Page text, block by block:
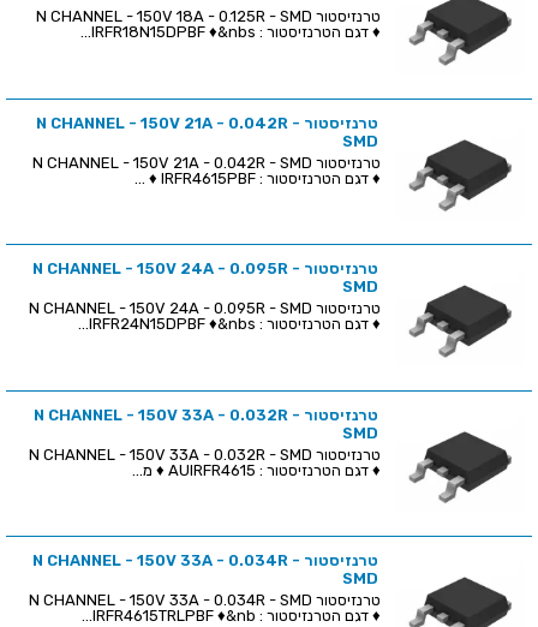
♦ דגם הטרנזיסטור : IRFR18N15DPBF ♦&nbs...
טרנזיסטור N CHANNEL - 150V 21A - 0.042R -
SMD
♦ דגם הטרנזיסטור : IRFR4615PBF ♦ ...
טרנזיסטור N CHANNEL - 150V 24A - 0.095R -
SMD
♦ דגם הטרנזיסטור : IRFR24N15DPBF ♦&nbs...
טרנזיסטור N CHANNEL - 150V 33A - 0.032R -
SMD
♦ דגם הטרנזיסטור : AUIRFR4615 ♦ מ...
טרנזיסטור N CHANNEL - 150V 33A - 0.034R -
SMD
♦ דגם הטרנזיסטור : IRFR4615TRLPBF ♦&nb...